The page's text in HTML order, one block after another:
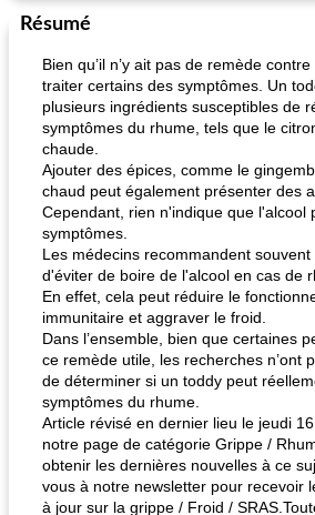
pois chiches rôtis aux épices
Résumé
Bien qu’il n’y ait pas de remède
traiter certains des symptômes. Un
plusieurs ingrédients susceptibles de
symptômes du rhume, tels que le
chaude.
Ajouter des épices, comme le
chaud peut également présenter des
Cependant, rien n'indique que l'alcool
symptômes.
Les médecins recommandent
d'éviter de boire de l'alcool en cas de
En effet, cela peut réduire le
immunitaire et aggraver le froid.
Dans l’ensemble, bien que certaines
ce remède utile, les recherches n’ont
de déterminer si un toddy peut
symptômes du rhume.
Article révisé en dernier lieu le jeudi
notre page de catégorie Grippe /
obtenir les dernières nouvelles à ce
vous à notre newsletter pour recevoir
à jour sur la grippe / Froid /